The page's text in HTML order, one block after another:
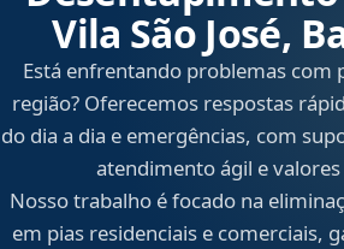
Vila São José,
Está enfrentando problemas com
região? Oferecemos respostas
do dia a dia e emergências, com
atendimento ágil e valores
Nosso trabalho é focado na
em pias residenciais e comerciais,